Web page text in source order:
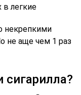
в легкие
некрепкими
не аще чем 1 раз
сигарилла?